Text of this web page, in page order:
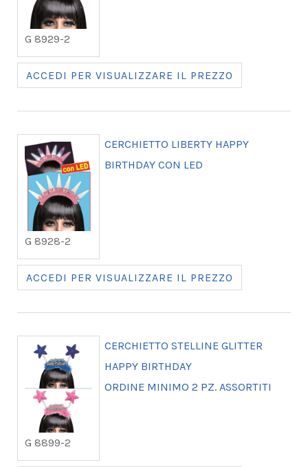
G 8929-2
ACCEDI PER VISUALIZZARE IL PREZZO
G 8928-2
CERCHIETTO LIBERTY HAPPY
BIRTHDAY CON LED
ACCEDI PER VISUALIZZARE IL PREZZO
G 8899-2
CERCHIETTO STELLINE GLITTER
HAPPY BIRTHDAY
ORDINE MINIMO 2 PZ. ASSORTITI